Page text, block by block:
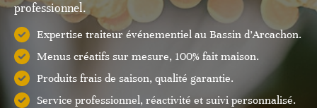
professionnel.
Expertise traiteur événementiel au Bassin d’Arcachon.
Menus créatifs sur mesure, 100% fait maison.
Produits frais de saison, qualité garantie.
Service professionnel, réactivité et suivi personnalisé.